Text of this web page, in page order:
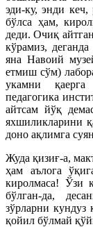
эди-ку, энди кеч,
бўлса ҳам,
деди. Очиқ
кўрамиз,
яна Навоий
етмиш сўм)
укамни
педагогика
айтсам йўқ
яхшиликларини
доно ақлимга
Жуда қизиғ-а,
ҳам аълога
киролмаса! Ўзи
бўлган-да,
зўрларни
қойил бўлмай